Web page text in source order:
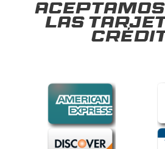
las